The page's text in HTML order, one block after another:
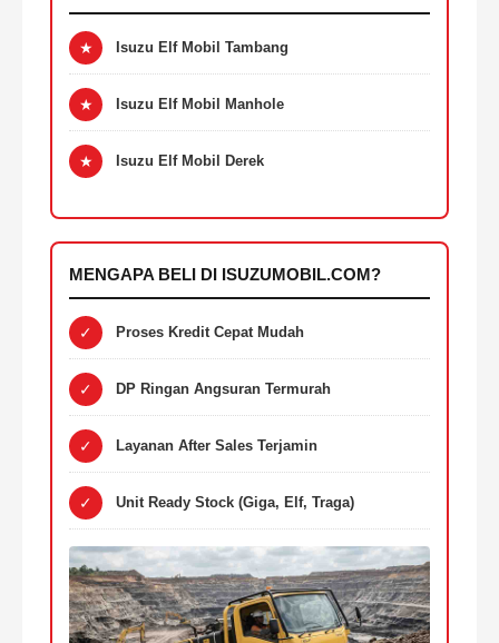
★ Isuzu Elf Mobil Tambang
★ Isuzu Elf Mobil Manhole
★ Isuzu Elf Mobil Derek
MENGAPA BELI DI ISUZUMOBIL.COM?
✓ Proses Kredit Cepat Mudah
✓ DP Ringan Angsuran Termurah
✓ Layanan After Sales Terjamin
✓ Unit Ready Stock (Giga, Elf, Traga)